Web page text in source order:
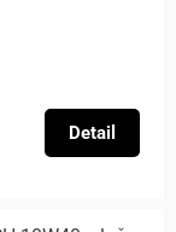
Detail